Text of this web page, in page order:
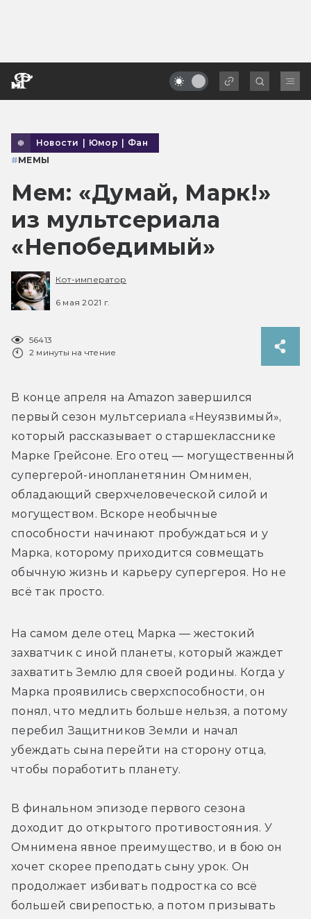
Новости | Юмор | Фан
#МЕМЫ
Мем: «Думай, Марк!»
из мультсериала
«Непобедимый»
Кот-император
6 мая 2021 г.
56413
2 минуты на чтение
В конце апреля на Amazon завершился
первый сезон мультсериала «Неуязвимый»,
который рассказывает о старшекласснике
Марке Грейсоне. Его отец — могущественный
супергерой-инопланетянин Омнимен,
обладающий сверхчеловеческой силой и
могуществом. Вскоре необычные
способности начинают пробуждаться и у
Марка, которому приходится совмещать
обычную жизнь и карьеру супергероя. Но не
всё так просто.
На самом деле отец Марка — жестокий
захватчик с иной планеты, который жаждет
захватить Землю для своей родины. Когда у
Марка проявились сверхспособности, он
понял, что медлить больше нельзя, а потому
перебил Защитников Земли и начал
убеждать сына перейти на сторону отца,
чтобы поработить планету.
В финальном эпизоде первого сезона
доходит до открытого противостояния. У
Омнимена явное преимущество, и в бою он
хочет скорее преподать сыну урок. Он
продолжает избивать подростка со всё
большей свирепостью, а потом призывать